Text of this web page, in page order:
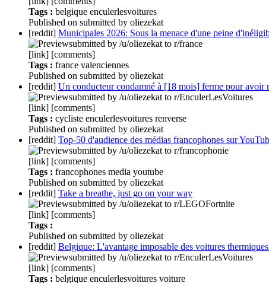
Tags : belgique enculerlesvoitures
Published on submitted by oliezekat
[reddit] Municipales 2026: Sous la menace d'une peine
submitted by /u/oliezekat to r/france
[link] [comments]
Tags : france valenciennes
Published on submitted by oliezekat
[reddit] Un conducteur condamné à [18 mois] ferme pour avoir
submitted by /u/oliezekat to r/EnculerLesVoitures
[link] [comments]
Tags : cycliste enculerlesvoitures renverse
Published on submitted by oliezekat
[reddit] Top-50 d'audience des médias francophones sur
submitted by /u/oliezekat to r/francophonie
[link] [comments]
Tags : francophones media youtube
Published on submitted by oliezekat
[reddit] Take a breathe, just go on your way
submitted by /u/oliezekat to r/LEGOFortnite
[link] [comments]
Tags :
Published on submitted by oliezekat
[reddit] Belgique: L'avantage imposable des voitures
submitted by /u/oliezekat to r/EnculerLesVoitures
[link] [comments]
Tags : belgique enculerlesvoitures voiture